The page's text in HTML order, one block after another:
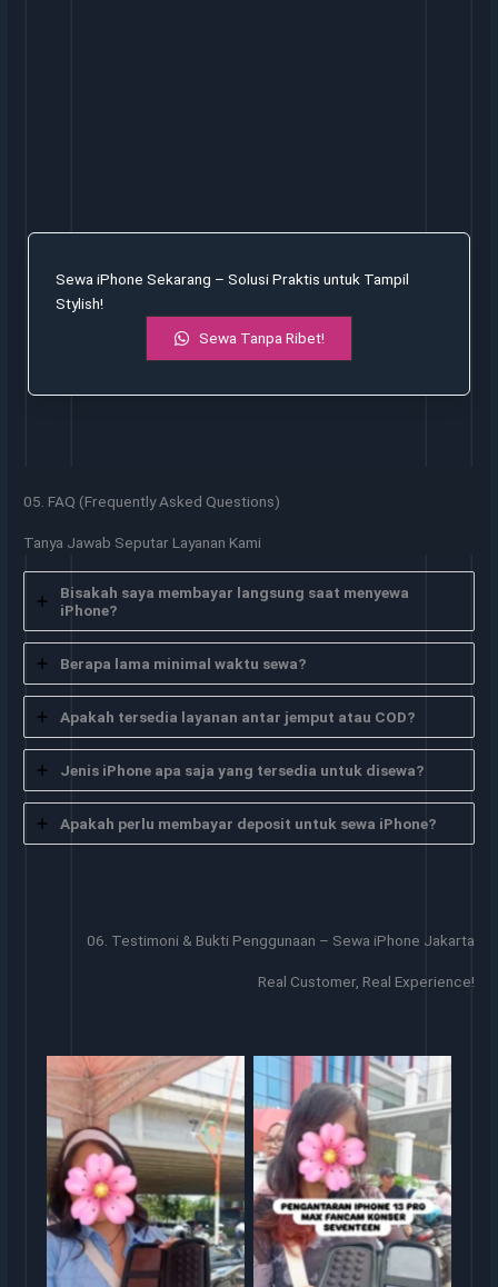
Sewa iPhone Sekarang – Solusi Praktis untuk Tampil
Stylish!
Sewa Tanpa Ribet!
05. FAQ (Frequently Asked Questions)
Tanya Jawab Seputar Layanan Kami
Bisakah saya membayar langsung saat menyewa
iPhone?
Berapa lama minimal waktu sewa?
Apakah tersedia layanan antar jemput atau COD?
Jenis iPhone apa saja yang tersedia untuk disewa?
Apakah perlu membayar deposit untuk sewa iPhone?
06. Testimoni & Bukti Penggunaan – Sewa iPhone Jakarta
Real Customer, Real Experience!
Sewa iphone Sewa iphone jakarta